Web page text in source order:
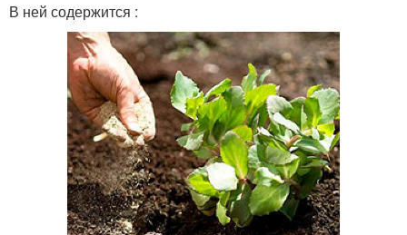
В ней содержится :